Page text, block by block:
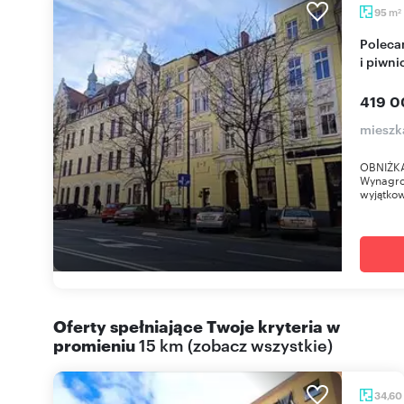
95 m2
Polecam 95 m2 w centrum Zgorzelca z balkonem
i
419
Oferty spełniające Twoje kryteria w
promieniu15 km (zobacz wszystkie)
34,60